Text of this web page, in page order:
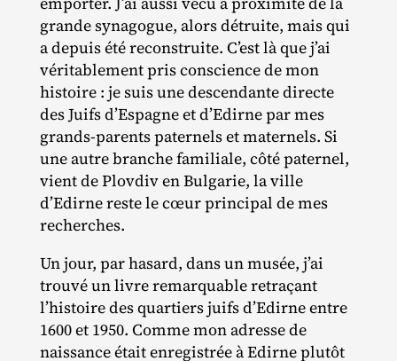
grande synagogue, alors détruite, mais qui
a depuis été reconstruite. C’est là que j’ai
véritablement pris conscience de mon
histoire : je suis une descendante directe
des Juifs d’Espagne et d’Edirne par mes
grands‐​parents paternels et maternels. Si
une autre branche familiale, côté paternel,
vient de Plovdiv en Bulgarie, la ville
d’Edirne reste le cœur principal de mes
recherches.
Un jour, par hasard, dans un musée, j’ai
trouvé un livre remarquable retraçant
l’histoire des quartiers juifs d’Edirne entre
1600 et 1950. Comme mon adresse de
naissance était enregistrée à Edirne plutôt